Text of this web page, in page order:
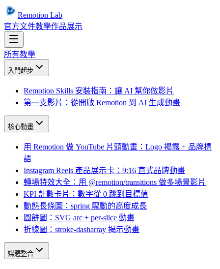
Remotion Lab
官方文件教學作品展示
所有教學
入門起步
Remotion Skills 安裝指南：讓 AI 幫你做影片
第一支影片：從開啟 Remotion 到 AI 生成動畫
核心動畫
用 Remotion 做 YouTube 片頭動畫：Logo 揭露 + 品牌標
語
Instagram Reels 產品展示卡：9:16 直式品牌動畫
轉場特效大全：用 @remotion/transitions 做多場景影片
KPI 計數卡片：數字從 0 跳到目標值
動態長條圖：spring 驅動的高度成長
圓餅圖：SVG arc + per-slice 動畫
折線圖：stroke-dasharray 揭示動畫
媒體整合